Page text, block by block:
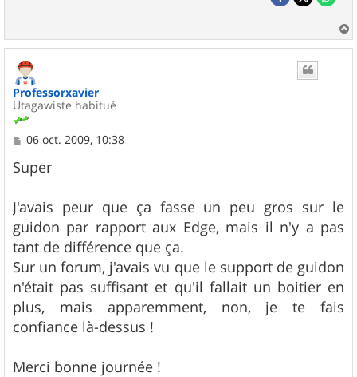
a
Professorxavier
Utagawiste habitué
M
s
s
g
e
06 oct. 2009, 10:38
Super
J'avais peur que ça fasse un peu gros sur le
guidon par rapport aux Edge, mais il n'y a pas
tant de différence que ça.
Sur un forum, j'avais vu que le support de guidon
n'était pas suffisant et qu'il fallait un boitier en
plus, mais apparemment, non, je te fais
confiance là-dessus !
Merci bonne journée !